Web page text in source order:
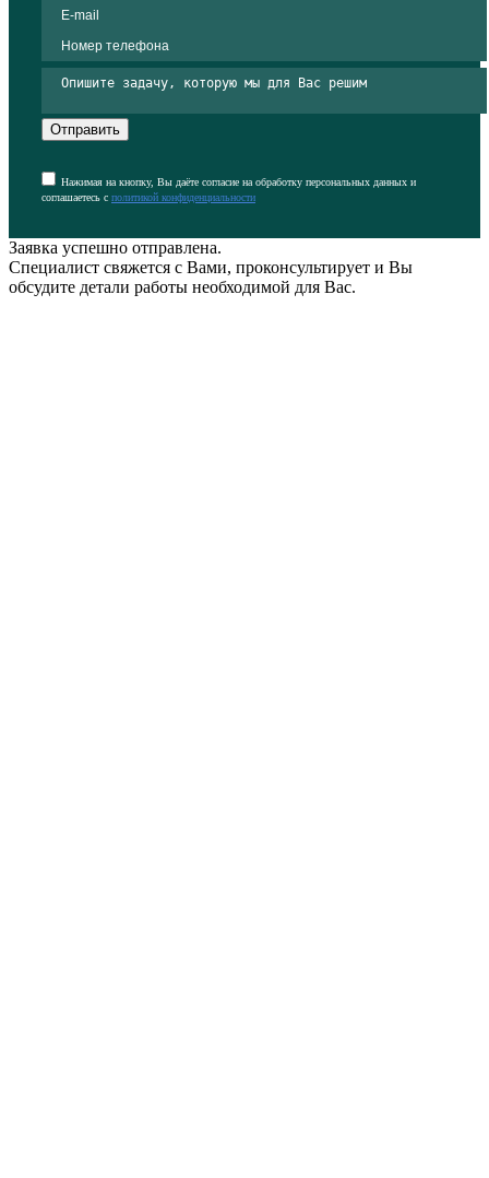
Отправить
Нажимая на кнопку, Вы даёте согласие на обработку персональных данных и
соглашаетесь с политикой конфиденциальности
Заявка успешно отправлена.
Специалист свяжется с Вами, проконсультирует и Вы
обсудите детали работы необходимой для Вас.